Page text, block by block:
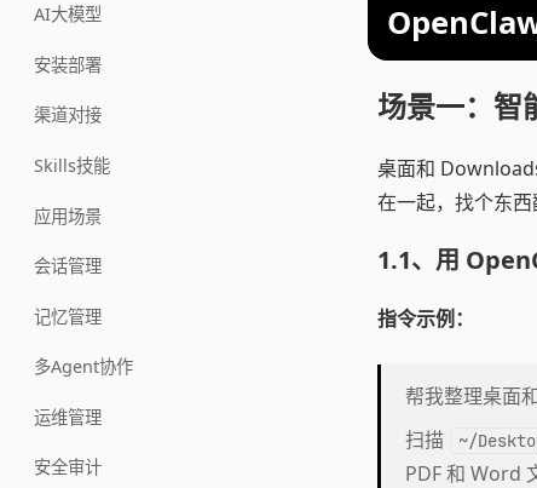
AI大模型
安装部署
渠道对接
Skills技能
应用场景
会话管理
记忆管理
多Agent协作
运维管理
安全审计
场景一：智
桌面和
在一起，找个东西
1.1、用
指令示例：
帮我整理桌面
扫描
~/
PDF 和 Word